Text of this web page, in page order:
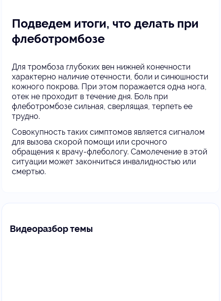
Подведем итоги, что делать при
флеботромбозе
Для тромбоза глубоких вен нижней конечности
характерно наличие отечности, боли и синюшности
кожного покрова. При этом поражается одна нога,
отек не проходит в течение дня. Боль при
флеботромбозе сильная, сверлящая, терпеть ее
трудно.
Совокупность таких симптомов является сигналом
для вызова скорой помощи или срочного
обращения к врачу-флебологу. Самолечение в этой
ситуации может закончиться инвалидностью или
смертью.
Видеоразбор темы